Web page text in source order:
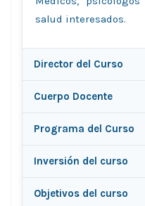
salud interesados.
Director del Curso
Cuerpo Docente
Programa del Curso
Inversión del curso
Objetivos del curso